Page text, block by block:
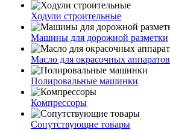
Ходули строительные
Машины для дорожной разметки
Масло для окрасочных аппаратов
Полировальные машинки
Компрессоры
Сопутствующие товары